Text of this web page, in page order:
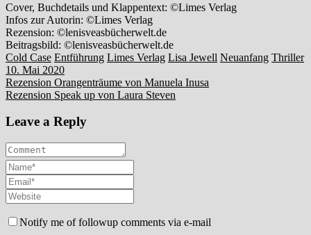
Cover, Buchdetails und Klappentext: ©Limes Verlag
Infos zur Autorin: ©Limes Verlag
Rezension: ©lenisveasbücherwelt.de
Beitragsbild: ©lenisveasbücherwelt.de
Cold Case Entführung Limes Verlag Lisa Jewell Neuanfang Thriller
10. Mai 2020
Beitragsnavigation
Rezension Orangenträume von Manuela Inusa
Rezension Speak up von Laura Steven
Leave a Reply
Notify me of followup comments via e-mail